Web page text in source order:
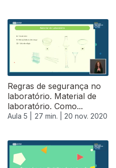
Regras de segurança no
laboratório. Material de
laboratório. Como...
Aula 5 | 27 min. | 20 nov. 2020